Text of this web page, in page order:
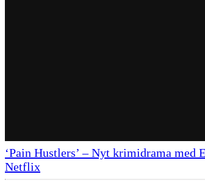
‘Pain Hustlers’ – Nyt krimidrama med
Netflix